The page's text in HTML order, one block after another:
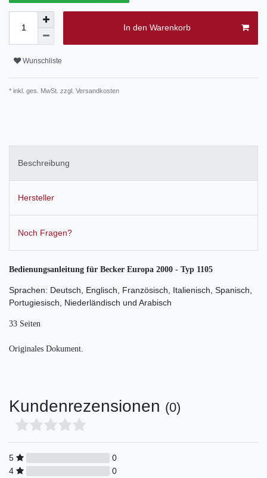
In den Warenkorb
Wunschliste
* inkl. ges. MwSt. zzgl. Versandkosten
Beschreibung
Hersteller
Noch Fragen?
Bedienungsanleitung für Becker Europa 2000 - Typ 1105
Sprachen: Deutsch, Englisch, Französisch, Italienisch, Spanisch,
Portugiesisch, Niederländisch und Arabisch
33 Seiten
Originales Dokument.
Kundenrezensionen (0)
5
0
4
0